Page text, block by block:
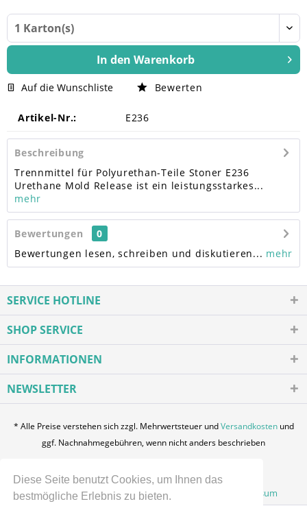
Diese Seite benutzt Cookies, um Ihnen das
bestmögliche Erlebnis zu bieten.
In den Warenkorb
Auf die Wunschliste Bewerten
Artikel-Nr.: E236
Beschreibung
Trennmittel für Polyurethan-Teile Stoner E236
Urethane Mold Release ist ein leistungsstarkes...
mehr
Bewertungen
0
Bewertungen lesen, schreiben und diskutieren... mehr
SERVICE HOTLINE
SHOP SERVICE
INFORMATIONEN
NEWSLETTER
* Alle Preise verstehen sich zzgl. Mehrwertsteuer undVersandkostenund
ggf. Nachnahmegebühren, wenn nicht anders beschrieben
Zahlung und Versand
Datenschutz Impressum